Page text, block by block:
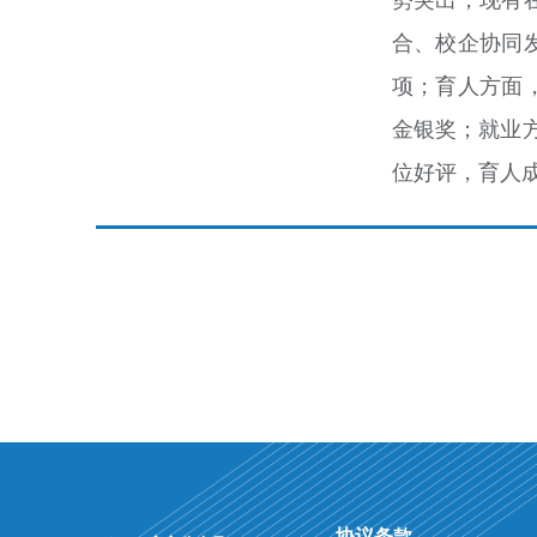
合、校企协同
项；育人方面
金银奖；就业
位好评，育人